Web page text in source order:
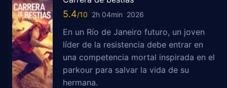
5.4 2h 04min 2026
En un Río de Janeiro futuro, un joven
líder de la resistencia debe entrar en
una competencia mortal inspirada en el
parkour para salvar la vida de su
hermana.